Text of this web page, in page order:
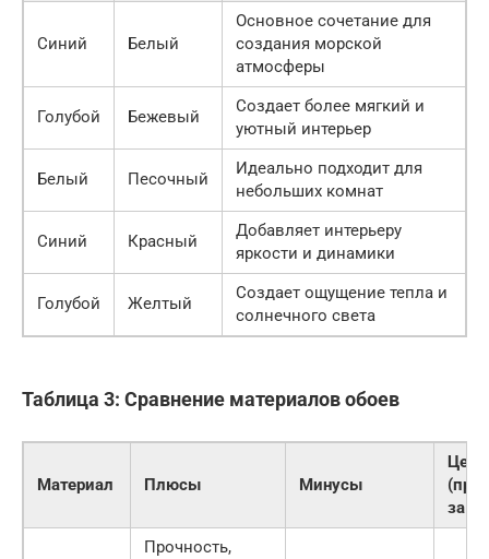
Синий Белый
Основное сочетание для
создания морской
атмосферы
Голубой Бежевый
Создает более мягкий и
уютный интерьер
Белый Песочный
Идеально подходит для
небольших комнат
Синий Красный
Добавляет интерьеру
яркости и динамики
Голубой Желтый
Создает ощущение тепла и
солнечного света
Таблица 3: Сравнение материалов обоев
Материал Плюсы Минусы
Цена
за
Прочность,